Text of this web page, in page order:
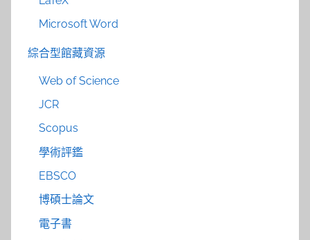
Microsoft Word
綜合型館藏資源
Web of Science
JCR
Scopus
學術評鑑
EBSCO
博碩士論文
電子書